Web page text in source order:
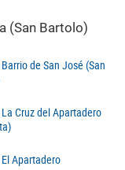
(San Bartolo)
de San José (San
Cruz del Apartadero
Apartadero